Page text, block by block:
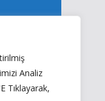
Analiz
Tıklayarak,